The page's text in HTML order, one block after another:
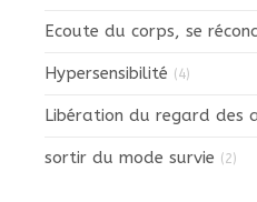
Ecoute du corps, se
Hypersensibilité (4)
Libération du regard des
sortir du mode survie (2)